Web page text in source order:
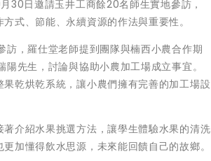
30日邀請玉井工商餘20名師生實地參訪，
式、節能、永續資源的作法與重要性。
，羅仕堂老師提到團隊與楠西小農合作期
先生，討論與協助小農加工場成立事宜。
乾烘乾系統，讓小農們擁有完善的加工場設
介紹水果挑選方法，讓學生體驗水果的清洗
加懂得飲水思源，未來能回饋自己的故鄉。